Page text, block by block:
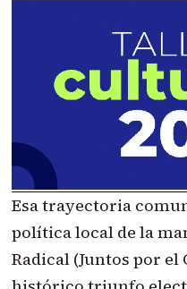
Esa trayectoria
política local de la
Radical (Juntos por el